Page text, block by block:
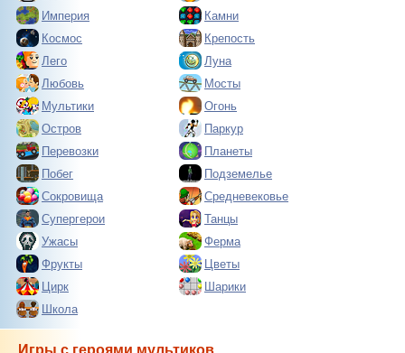
Империя
Камни
Космос
Крепость
Лего
Луна
Любовь
Мосты
Мультики
Огонь
Остров
Паркур
Перевозки
Планеты
Побег
Подземелье
Сокровища
Средневековье
Супергерои
Танцы
Ужасы
Ферма
Фрукты
Цветы
Цирк
Шарики
Школа
Игры с героями мультиков